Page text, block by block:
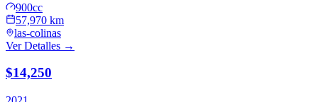
900cc
57,970 km
las-colinas
Ver Detalles →
$14,250